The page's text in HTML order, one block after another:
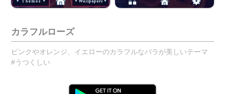
カラフルローズ
ピンクやオレンジ、イエローのカラフルなバラが美しいテーマ
#うつくしい